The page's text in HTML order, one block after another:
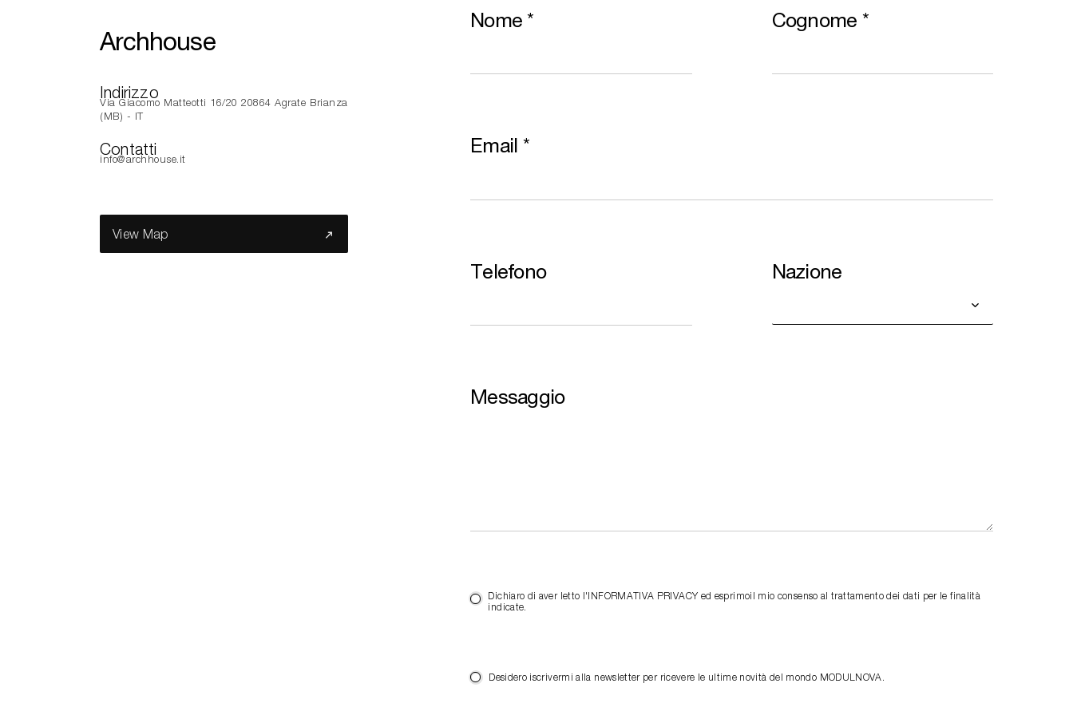
Archhouse
Indirizzo
Via Giacomo Matteotti 16/20 20864 Agrate Brianza
(MB) - IT
Contatti
info@archhouse.it
View Map
Nome * Cognome *
Email *
Telefono Nazione
Messaggio
Dichiaro di aver letto l'INFORMATIVA PRIVACY ed esprimoil mio consenso al trattamento dei dati per le finalità
indicate.
Desidero iscrivermi alla newsletter per ricevere le ultime novità del mondo MODULNOVA.